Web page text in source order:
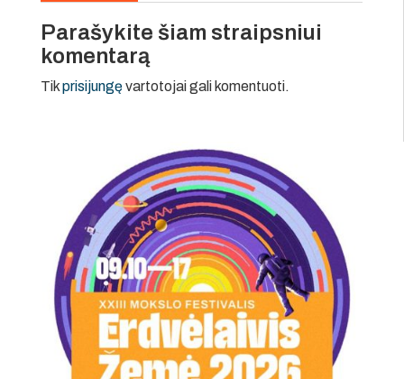
Parašykite šiam straipsniui
komentarą
Tikprisijungęvartotojai gali komentuoti.